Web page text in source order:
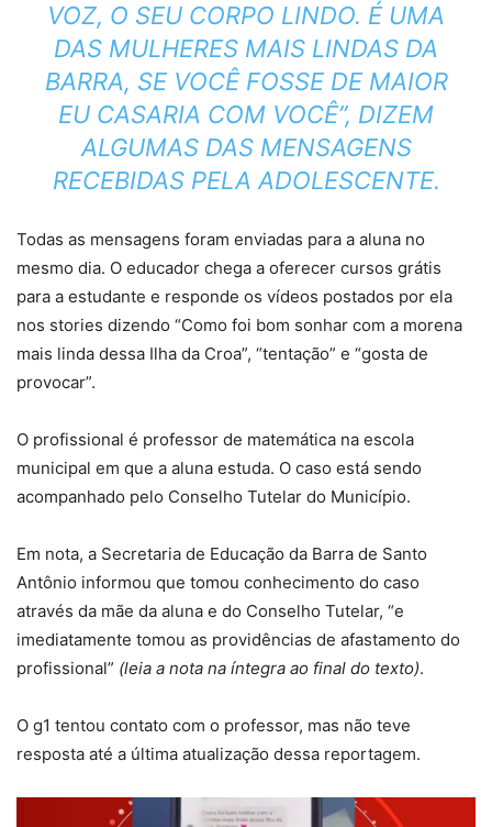
VOZ, O SEU CORPO LINDO. É UMA
DAS MULHERES MAIS LINDAS DA
BARRA, SE VOCÊ FOSSE DE MAIOR
EU CASARIA COM VOCÊ”, DIZEM
ALGUMAS DAS MENSAGENS
RECEBIDAS PELA ADOLESCENTE.
Todas as mensagens foram enviadas para a aluna no
mesmo dia. O educador chega a oferecer cursos grátis
para a estudante e responde os vídeos postados por ela
nos stories dizendo “Como foi bom sonhar com a morena
mais linda dessa Ilha da Croa”, “tentação” e “gosta de
provocar”.
O profissional é professor de matemática na escola
municipal em que a aluna estuda. O caso está sendo
acompanhado pelo Conselho Tutelar do Município.
Em nota, a Secretaria de Educação da Barra de Santo
Antônio informou que tomou conhecimento do caso
através da mãe da aluna e do Conselho Tutelar, “e
imediatamente tomou as providências de afastamento do
profissional” (leia a nota na íntegra ao final do texto).
O g1 tentou contato com o professor, mas não teve
resposta até a última atualização dessa reportagem.